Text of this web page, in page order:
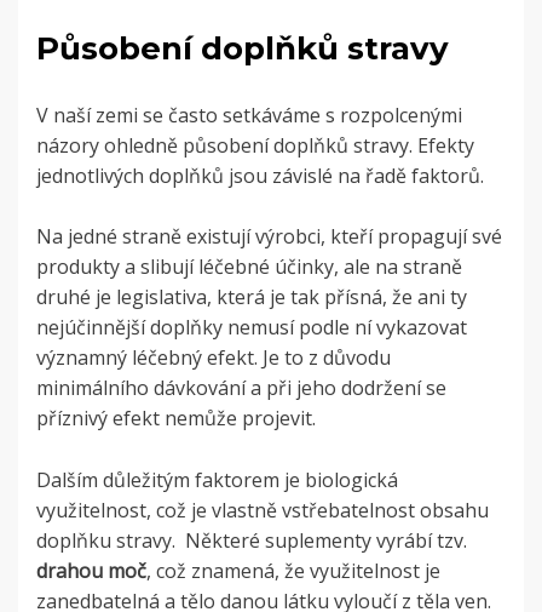
Působení doplňků stravy
V naší zemi se často setkáváme s rozpolcenými
názory ohledně působení doplňků stravy. Efekty
jednotlivých doplňků jsou závislé na řadě faktorů.
Na jedné straně existují výrobci, kteří propagují své
produkty a slibují léčebné účinky, ale na straně
druhé je legislativa, která je tak přísná, že ani ty
nejúčinnější doplňky nemusí podle ní vykazovat
významný léčebný efekt. Je to z důvodu
minimálního dávkování a při jeho dodržení se
příznivý efekt nemůže projevit.
Dalším důležitým faktorem je biologická
využitelnost, což je vlastně vstřebatelnost obsahu
doplňku stravy. Některé suplementy vyrábí tzv.
drahou moč, což znamená, že využitelnost je
zanedbatelná a tělo danou látku vyloučí z těla ven.